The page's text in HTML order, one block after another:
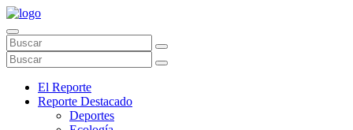
El Reporte
Reporte Destacado
Deportes